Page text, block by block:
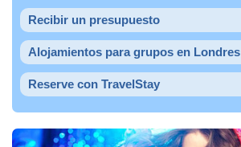
Recibir un presupuesto
Alojamientos para grupos en Londres
Reserve con TravelStay